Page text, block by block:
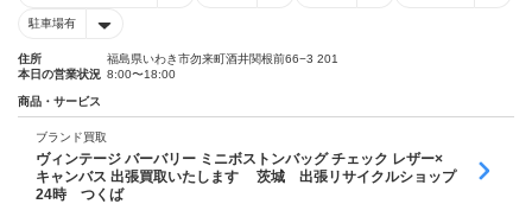
駐車場有
住所
福島県いわき市勿来町酒井関根前66−3 201
本日の営業状況 8:00〜18:00
商品・サービス
ブランド買取
ヴィンテージ バーバリー ミニボストンバッグ チェック レザー×
キャンバス 出張買取いたします 茨城 出張リサイクルショップ
24時 つくば